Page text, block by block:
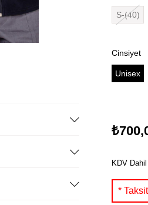
S-(40)
Cinsiyet
Unisex
KDV Dahil